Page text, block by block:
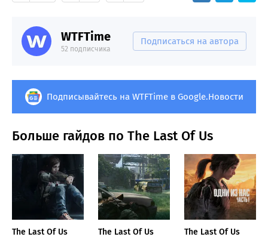
WTFTime
52 подписчика
Подписаться на автора
Подписывайтесь на WTFTime в Google.Новости
Больше гайдов по The Last Of Us
The Last Of Us
The Last Of Us
The Last Of Us